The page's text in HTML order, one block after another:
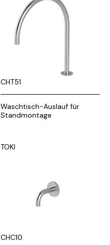
CHT51
Waschtisch-Auslauf für
Standmontage
TOKI
CHC10